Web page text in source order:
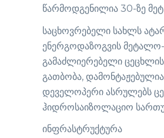
წარმოდგენილია 30-ზე მეტ
საცხოვრებელი სახლს
ენერგოდაზოგვის
გამაძლიერებელი
გათბობა,
დეველოპერი ასრულებს
ჰიდროსაიზოლაციო
ინფრასტრუქტურა